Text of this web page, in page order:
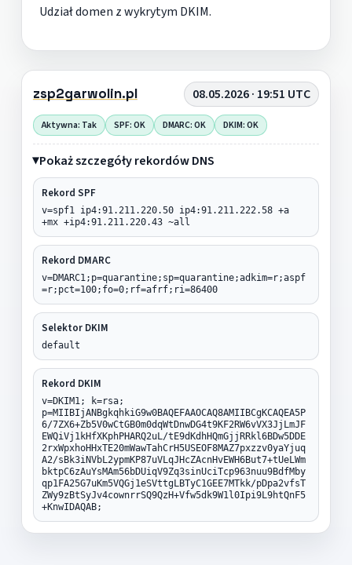
Udział domen z wykrytym DKIM.
zsp2garwolin.pl 08.05.2026 · 19:51 UTC
Aktywna: Tak SPF: OK DMARC: OK DKIM: OK
Pokaż szczegóły rekordów DNS
Rekord SPF
v=spf1 ip4:91.211.220.50 ip4:91.211.222.58 +a
+mx +ip4:91.211.220.43 ~all
Rekord DMARC
v=DMARC1;p=quarantine;sp=quarantine;adkim=r;aspf
=r;pct=100;fo=0;rf=afrf;ri=86400
Selektor DKIM
default
Rekord DKIM
v=DKIM1; k=rsa;
p=MIIBIjANBgkqhkiG9w0BAQEFAAOCAQ8AMIIBCgKCAQEA5P
6/7ZX6+Zb5V0wCtGB0m0dqWtDnwDG4t9KF2RW6vVX3JjLmJF
EWQiVj1kHfXKphPHARQ2uL/tE9dKdhHQmGjjRRkl6BDw5DDE
2rxWpxhoHHxTE20mWawTahCrH5USEOF8MAZ7pxzzv0yaYjuq
A2/sBk3iNVbL2ypmKP87uVLqJHcZAcnHvEWH6But7+tUeLWm
bktpC6zAuYsMAm56bDUiqV9Zq3sinUciTcp963nuu9BdfMby
qp1FA25G7uKm5VQGj1eSVttgLBTyC1GEE7MTkk/pDpa2vfsT
ZWy9zBtSyJv4cownrrSQ9QzH+Vfw5dk9W1l0Ipi9L9htQnF5
+KnwIDAQAB;